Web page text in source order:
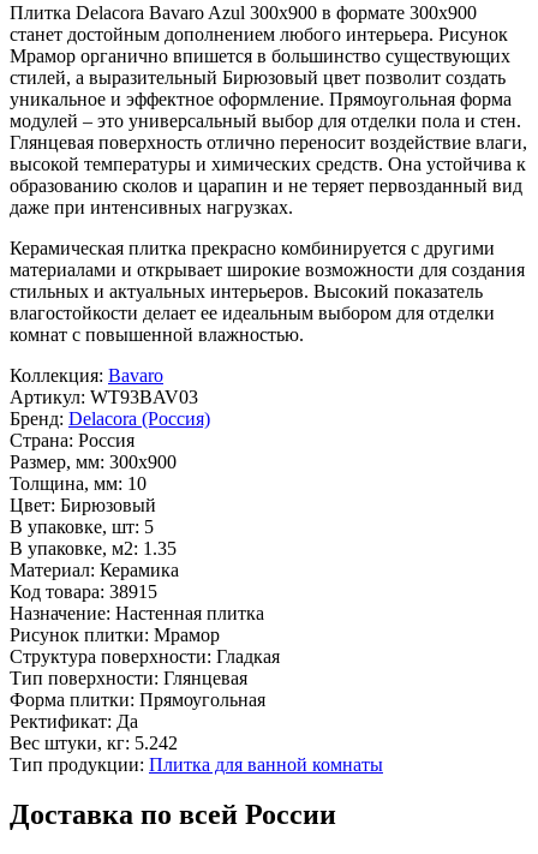
Плитка Delacora Bavaro Azul 300x900 в формате 300x900
станет достойным дополнением любого интерьера. Рисунок
Мрамор органично впишется в большинство существующих
стилей, а выразительный Бирюзовый цвет позволит создать
уникальное и эффектное оформление. Прямоугольная форма
модулей – это универсальный выбор для отделки пола и стен.
Глянцевая поверхность отлично переносит воздействие влаги,
высокой температуры и химических средств. Она устойчива к
образованию сколов и царапин и не теряет первозданный вид
даже при интенсивных нагрузках.
Керамическая плитка прекрасно комбинируется с другими
материалами и открывает широкие возможности для создания
стильных и актуальных интерьеров. Высокий показатель
влагостойкости делает ее идеальным выбором для отделки
комнат с повышенной влажностью.
Коллекция: Bavaro
Артикул: WT93BAV03
Бренд: Delacora (Россия)
Страна: Россия
Размер, мм: 300x900
Толщина, мм: 10
Цвет: Бирюзовый
В упаковке, шт: 5
В упаковке, м2: 1.35
Материал: Керамика
Код товара: 38915
Назначение: Настенная плитка
Рисунок плитки: Мрамор
Структура поверхности: Гладкая
Тип поверхности: Глянцевая
Форма плитки: Прямоугольная
Ректификат: Да
Вес штуки, кг: 5.242
Тип продукции: Плитка для ванной комнаты
Доставка по всей России